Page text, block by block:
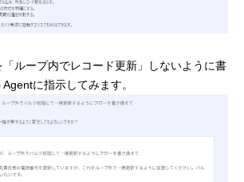
ループ内でレコード更新」しないように書
に指示してみます。